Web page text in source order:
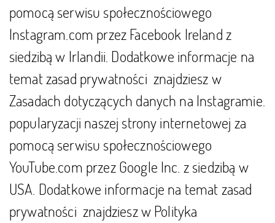
pomocą serwisu społecznościowego
Instagram.com przez Facebook Ireland z
siedzibą w Irlandii. Dodatkowe informacje na
temat zasad prywatności znajdziesz w
Zasadach dotyczących danych na Instagramie
popularyzacji naszej strony internetowej za
pomocą serwisu społecznościowego
YouTube.com przez Google Inc. z siedzibą w
USA. Dodatkowe informacje na temat zasad
prywatności znajdziesz wPolityka